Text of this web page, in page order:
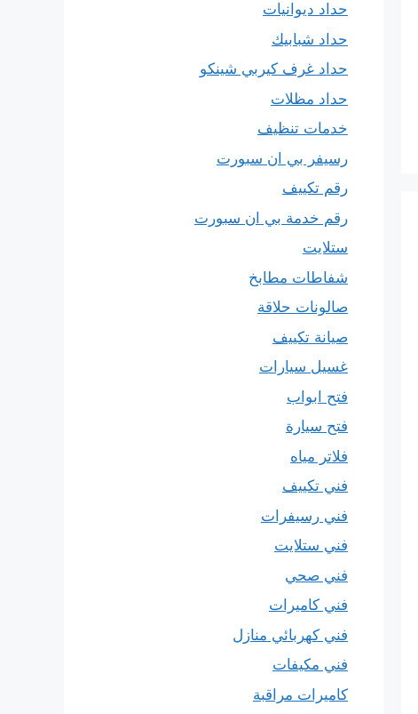
حداد ديوانيات
حداد شبابيك
حداد غرف كيربي شينكو
حداد مظلات
خدمات تنظيف
رسيفر بي ان سبورت
رقم تكييف
رقم خدمة بي ان سبورت
ستلايت
شفاطات مطابخ
صالونات حلاقة
صيانة تكييف
غسيل سيارات
فتح ابواب
فتح سيارة
فلاتر مياه
فني تكييف
فني رسيفرات
فني ستلايت
فني صحي
فني كاميرات
فني كهربائي منازل
فني مكيفات
كاميرات مراقبة